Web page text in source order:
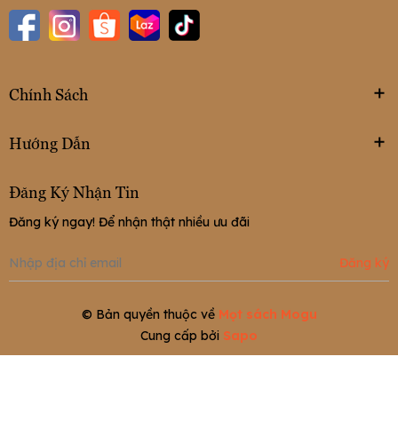
Chính Sách
Hướng Dẫn
Đăng Ký Nhận Tin
Đăng ký ngay! Để nhận thật nhiều ưu đãi
Đăng ký
© Bản quyền thuộc về Mọt sách Mogu
Cung cấp bởi Sapo